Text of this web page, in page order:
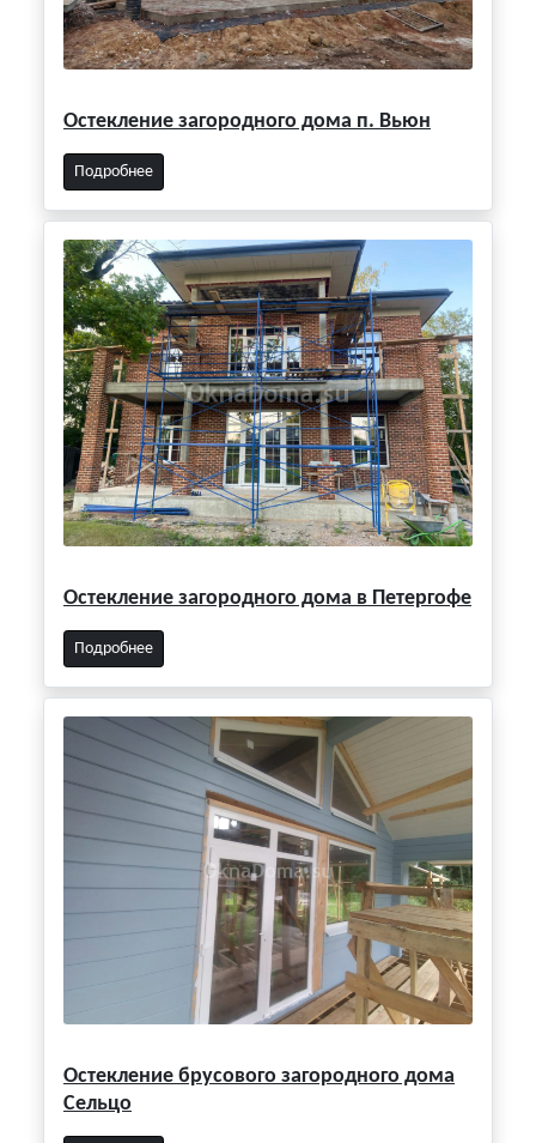
Остекление загородного дома п. Вьюн
Подробнее
Остекление загородного дома в Петергофе
Подробнее
Остекление брусового загородного дома
Сельцо